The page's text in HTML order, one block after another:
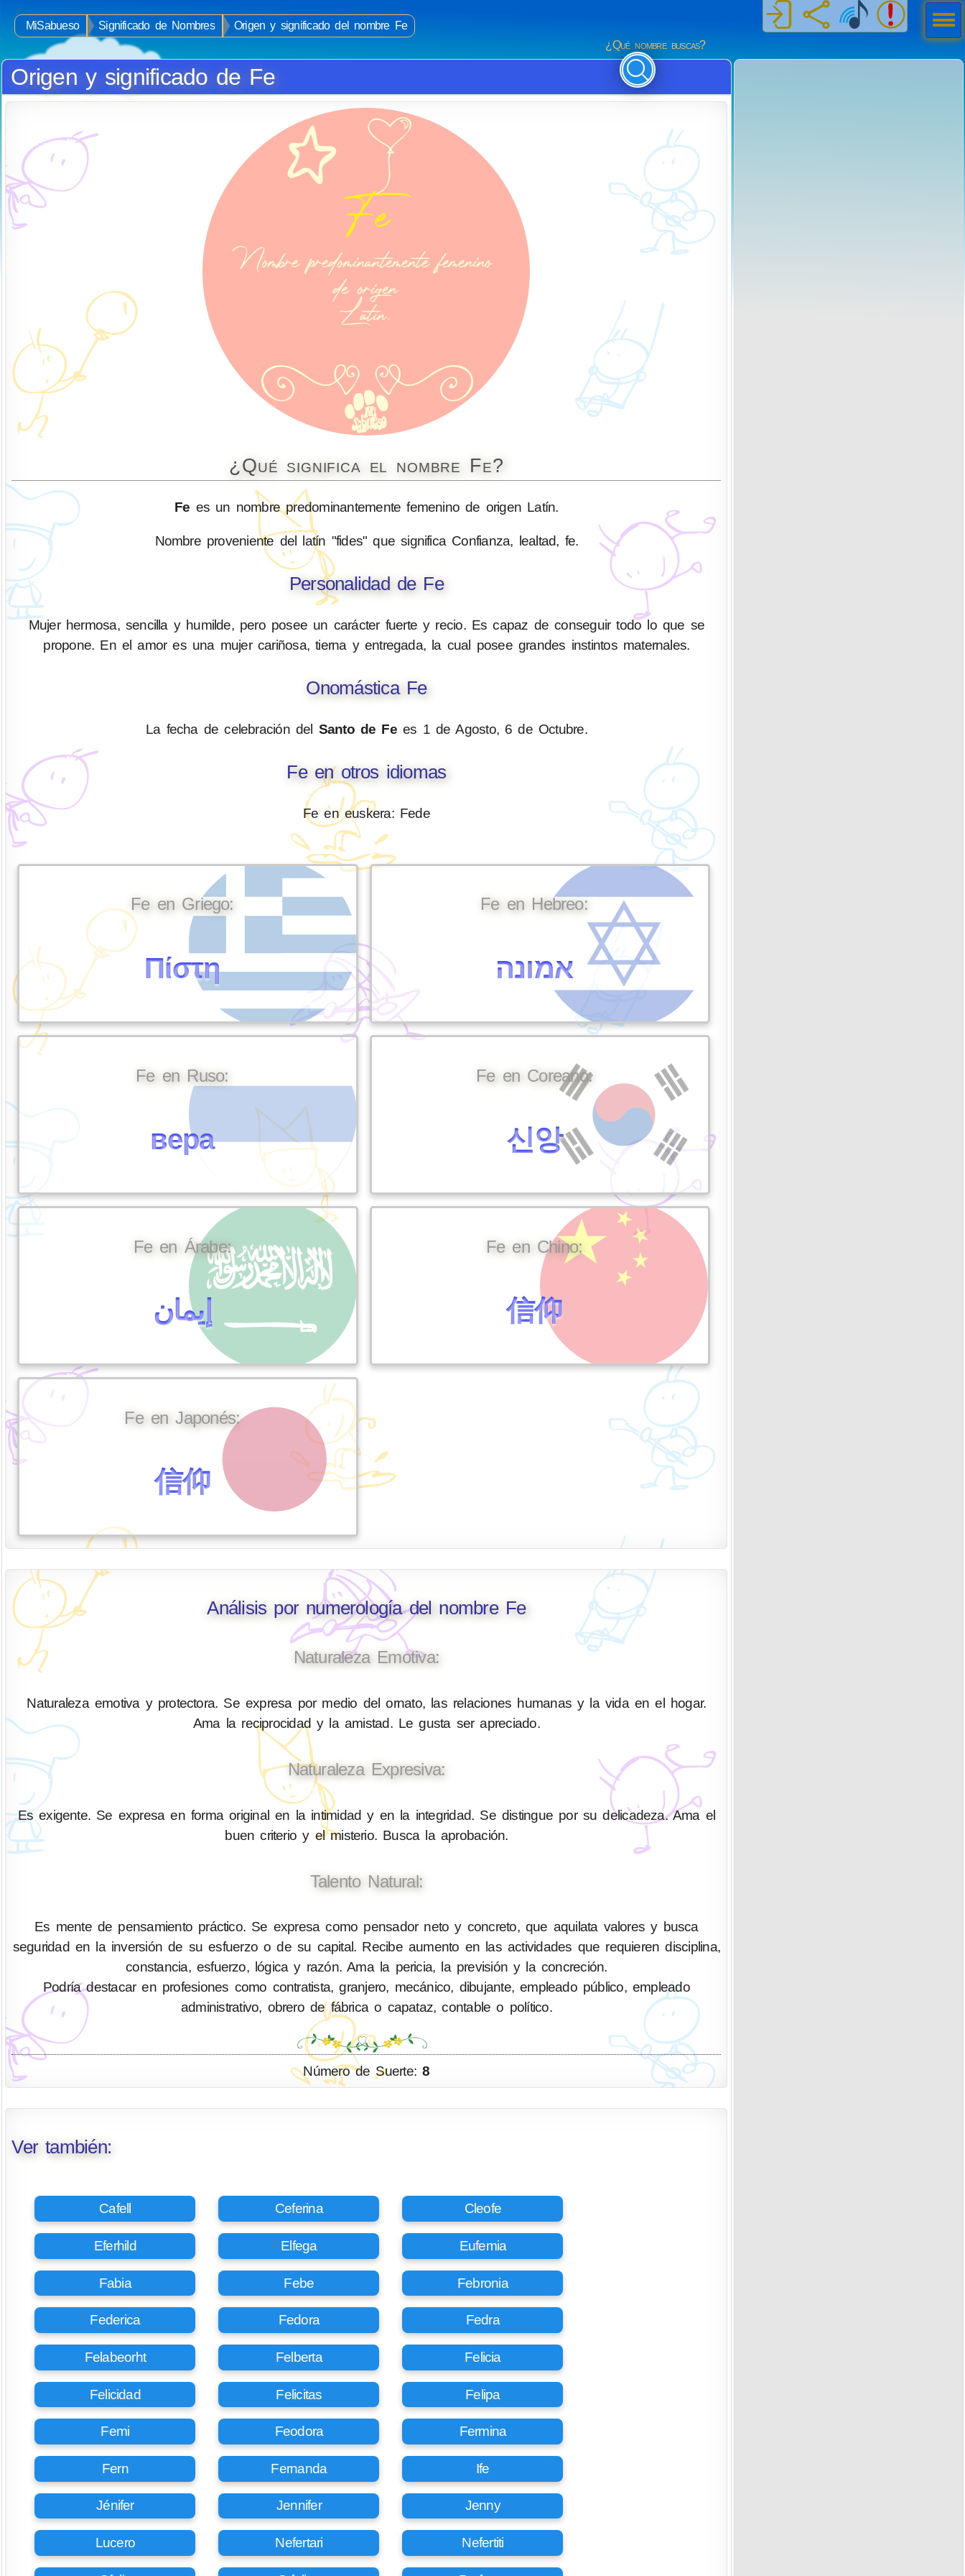
MiSabueso Significado de Nombres
Origen y significado del nombre Fe
¿Qué nombre buscas?
Origen y significado de Fe
¿Qué significa el nombre Fe?
Fe es un nombre predominantemente femenino de origen Latín.
Nombre proveniente del latín "fides" que significa Confianza, lealtad, fe.
Personalidad de Fe
Mujer hermosa, sencilla y humilde, pero posee un carácter fuerte y recio. Es capaz de conseguir todo lo que se
propone. En el amor es una mujer cariñosa, tierna y entregada, la cual posee grandes instintos maternales.
Onomástica Fe
La fecha de celebración del Santo de Fees 1 de Agosto, 6 de Octubre.
Fe en otros idiomas
Fe en euskera: Fede
Fe en Griego:
Πίστη
Fe en Hebreo:
אמונה
Fe en Ruso:
вера
Fe en Coreano:
신앙
Fe en Árabe:
إيمان
Fe en Chino:
信仰
Fe en Japonés:
信仰
Análisis por numerología del nombre Fe
Naturaleza Emotiva:
Naturaleza emotiva y protectora. Se expresa por medio del ornato, las relaciones humanas y la vida en el hogar.
Ama la reciprocidad y la amistad. Le gusta ser apreciado.
Naturaleza Expresiva:
Es exigente. Se expresa en forma original en la intimidad y en la integridad. Se distingue por su delicadeza. Ama el
buen criterio y el misterio. Busca la aprobación.
Talento Natural:
Es mente de pensamiento práctico. Se expresa como pensador neto y concreto, que aquilata valores y busca
seguridad en la inversión de su esfuerzo o de su capital. Recibe aumento en las actividades que requieren disciplina,
constancia, esfuerzo, lógica y razón. Ama la pericia, la previsión y la concreción.
Podría destacar en profesiones como contratista, granjero, mecánico, dibujante, empleado público, empleado
administrativo, obrero de fábrica o capataz, contable o político.
Número de Suerte:8
Ver también:
Cafell Ceferina Cleofe
Eferhild Elfega Eufemia
Fabia Febe Febronia
Federica Fedora Fedra
Felabeorht Felberta Felicia
Felicidad Felicitas Felipa
Femi Feodora Fermina
Fern Fernanda Ife
Jénifer Jennifer Jenny
Lucero Nefertari Nefertiti
Men
ú